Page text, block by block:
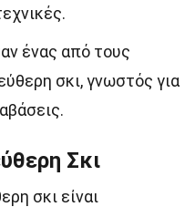
ένας από τους
σκι, γνωστός για
Σκι
σκι είναι